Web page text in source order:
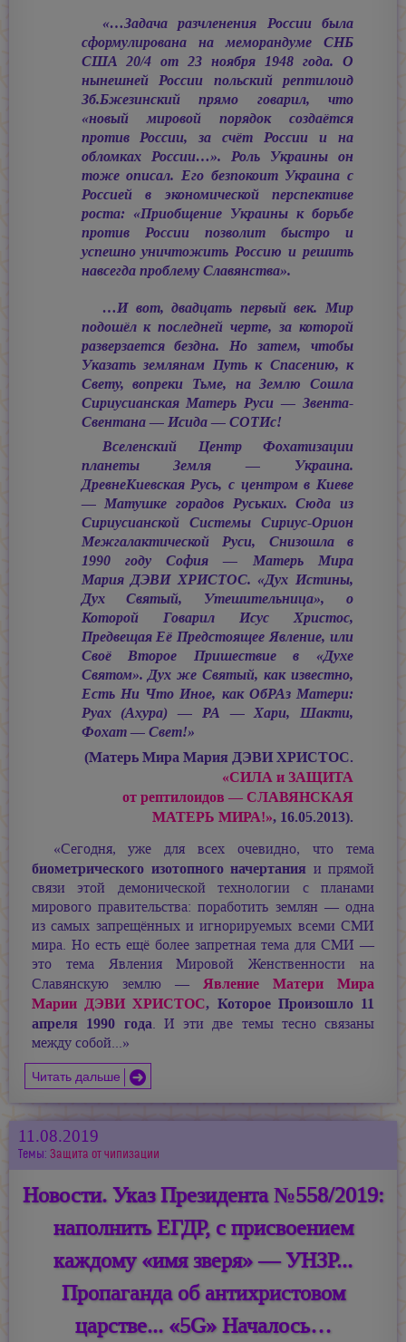
«…Задача разчленения России была
сформулирована на меморандуме СНБ
США 20/4 от 23 ноября 1948 года. О
нынешней России польский рептилоид
Зб.Бжезинский прямо говарил, что
«новый мировой порядок создаётся
против России, за счёт России и на
обломках России…». Роль Украины он
тоже описал. Его безпокоит Украина с
Россией в экономической перспективе
роста: «Приобщение Украины к борьбе
против России позволит быстро и
успешно уничтожить Россию и решить
навсегда проблему Славянства».
…И вот, двадцать первый век. Мир
подошёл к последней черте, за которой
разверзается бездна. Но затем, чтобы
Указать землянам Путь к Спасению, к
Свету, вопреки Тьме, на Землю Сошла
Сириусианская Матерь Руси — Звента-
Свентана — Исида — СОТИс!
Вселенский Центр Фохатизации
планеты Земля — Украина.
ДревнеКиевская Русь, с центром в Киеве
— Матушке горадов Руських. Сюда из
Сириусианской Системы Сириус-Орион
Межгалактической Руси, Снизошла в
1990 году София — Матерь Мира
Мария ДЭВИ ХРИСТОС. «Дух Истины,
Дух Святый, Утешительница», о
Которой Говарил Исус Христос,
Предвещая Её Предстоящее Явление, или
Своё Второе Пришествие в «Духе
Святом». Дух же Святый, как известно,
Есть Ни Что Иное, как ОбРАз Матери:
Руах (Ахура) — РА — Хари, Шакти,
Фохат — Свет!»
(Матерь МираМария ДЭВИ ХРИСТОС.
«СИЛА и ЗАЩИТА
от рептилоидов — СЛАВЯНСКАЯ
МАТЕРЬ МИРА!», 16.05.2013).
«Сегодня, уже для всех очевидно, что тема
биометрического изотопного начертания и прямой
связи этой демонической технологии с планами
мирового правительства: поработить землян — одна
из самых запрещённых и игнорируемых всеми СМИ
мира. Но есть ещё более запретная тема для СМИ —
это тема Явления Мировой Женственности на
Славянскую землю — Явление Матери Мира
Марии ДЭВИ ХРИСТОС, Которое Произошло 11
апреля 1990 года. И эти две темы тесно связаны
между собой...»
Читать дальше
11.08.2019
Темы: Защита от чипизации
Новости. Указ Президента №558/2019:
наполнить ЕГДР, с присвоением
каждому «имя зверя» — УНЗР...
Пропаганда об антихристовом
царстве... «5G» Началось…